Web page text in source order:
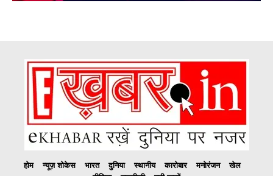
होम न्यूज़ शोकेस भारत दुनिया स्थानीय कारोबार मनोरंजन
खेल